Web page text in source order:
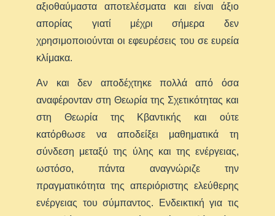
αξιοθαύμαστα αποτελέσματα και είναι άξιο
απορίας γιατί μέχρι σήμερα δεν
χρησιμοποιούνται οι εφευρέσεις του σε ευρεία
κλίμακα.
Αν και δεν αποδέχτηκε πολλά από όσα
αναφέρονταν στη Θεωρία της Σχετικότητας και
στη Θεωρία της Κβαντικής και ούτε
κατόρθωσε να αποδείξει μαθηματικά τη
σύνδεση μεταξύ της ύλης και της ενέργειας,
ωστόσο, πάντα αναγνώριζε την
πραγματικότητα της απεριόριστης ελεύθερης
ενέργειας του σύμπαντος. Ενδεικτική για τις